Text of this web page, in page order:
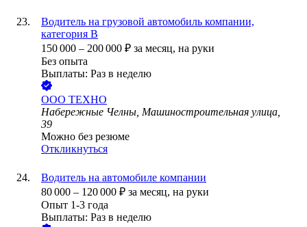
Водитель на грузовой автомобиль компании,
категория В
150 000 – 200 000 ₽ за месяц, на руки
Без опыта
Выплаты: Раз в неделю
ООО ТЕХНО
Набережные Челны, Машиностроительная улица,
39
Можно без резюме
Откликнуться
Водитель на автомобиле компании
80 000 – 120 000 ₽ за месяц, на руки
Опыт 1-3 года
Выплаты: Раз в неделю